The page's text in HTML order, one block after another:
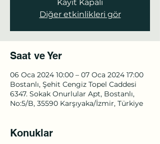
Kayıt Kapalı
Diğer etkinlikleri gör
Saat ve Yer
06 Oca 2024 10:00 – 07 Oca 2024 17:00
Bostanlı, Şehit Cengiz Topel Caddesi
6347. Sokak Onurlular Apt, Bostanlı,
No:5/B, 35590 Karşıyaka/İzmir, Türkiye
Konuklar